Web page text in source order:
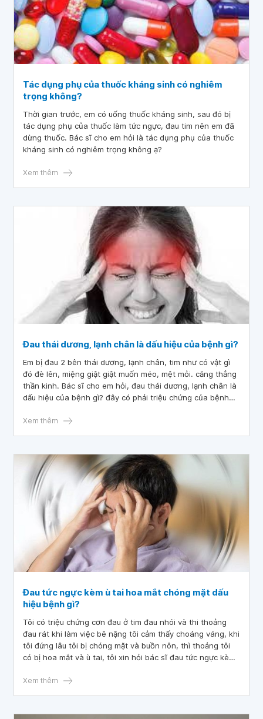
Tác dụng phụ của thuốc kháng sinh có nghiêm
trọng không?
Thời gian trước, em có uống thuốc kháng sinh, sau đó bị
tác dụng phụ của thuốc làm tức ngực, đau tim nên em đã
dừng thuốc. Bác sĩ cho em hỏi là tác dụng phụ của thuốc
kháng sinh có nghiêm trọng không ạ?
Xem thêm
Đau thái dương, lạnh chân là dấu hiệu của bệnh gì?
Em bị đau 2 bên thái dương, lạnh chân, tim như có vật gì
đó đè lên, miệng giật giật muốn méo, mệt mỏi. căng thẳng
thần kinh. Bác sĩ cho em hỏi, đau thái dương, lạnh chân là
dấu hiệu của bệnh gì? đây có phải triệu chứng của bệnh
Xem thêm
Đau tức ngực kèm ù tai hoa mắt chóng mặt dấu
hiệu bệnh gì?
Tôi có triệu chứng cơn đau ở tim đau nhói và thi thoảng
đau rát khi làm việc bê nặng tôi cảm thấy choáng váng, khi
tôi đứng lâu tôi bị chóng mặt và buồn nôn, thì thoảng tôi
có bị hoa mắt và ù tai, tôi xin hỏi bác sĩ đau tức ngực kèm
sĩ.
Xem thêm